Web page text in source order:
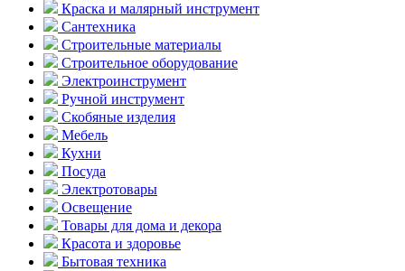
Краска и малярный инструмент
Сантехника
Строительные материалы
Строительное оборудование
Электроинструмент
Ручной инструмент
Скобяные изделия
Мебель
Кухни
Посуда
Электротовары
Освещение
Товары для дома и декора
Красота и здоровье
Бытовая техника